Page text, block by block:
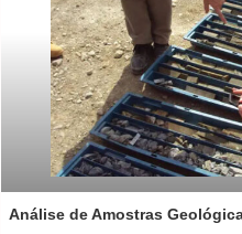
Análise de Amostras